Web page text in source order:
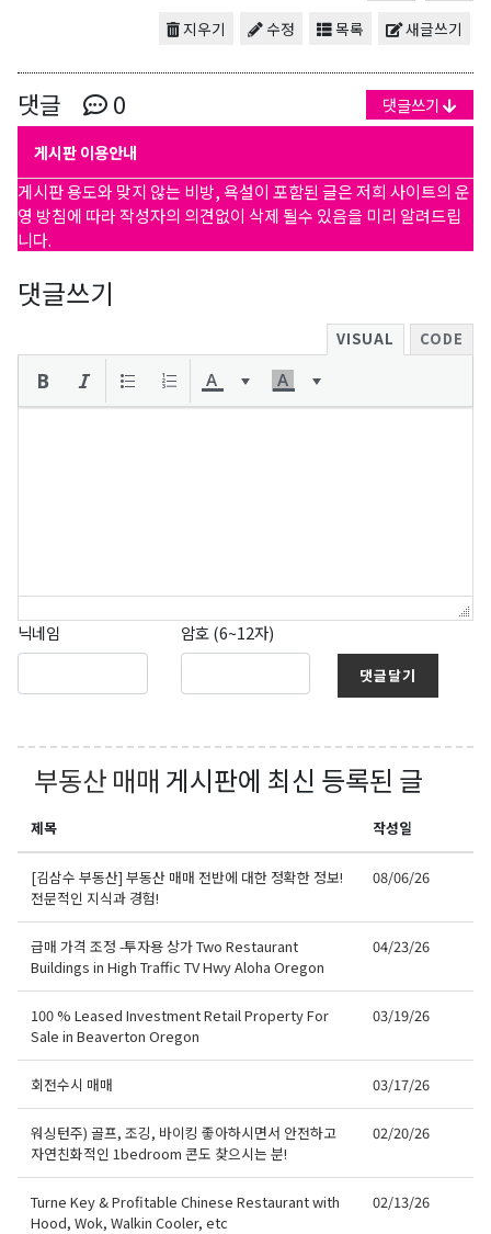
새글쓰기
목록
수정
지우기
댓글 0 댓글쓰기
게시판 이용안내
게시판 용도와 맞지 않는 비방, 욕설이 포함된 글은 저희 사이트의 운
영 방침에 따라 작성자의 의견없이 삭제 될수 있음을 미리 알려드립
니다.
댓글쓰기
VISUAL CODE
닉네임 암호 (6~12자)
댓글달기
부동산 매매 게시판에 최신 등록된 글
제목 작성일
[김삼수 부동산] 부동산 매매 전반에 대한 정확한 정보!
전문적인 지식과 경험!
08/06/26
급매 가격 조정 -투자용 상가 Two Restaurant
Buildings in High Traffic TV Hwy Aloha Oregon
04/23/26
100 % Leased Investment Retail Property For
Sale in Beaverton Oregon
03/19/26
회전수시 매매 03/17/26
워싱턴주) 골프, 조깅, 바이킹 좋아하시면서 안전하고
자연친화적인 1bedroom 콘도 찾으시는 분!
02/20/26
Turne Key & Profitable Chinese Restaurant with
Hood, Wok, Walkin Cooler, etc
02/13/26